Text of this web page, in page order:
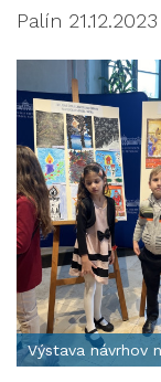
Palín
Výstava návrhov